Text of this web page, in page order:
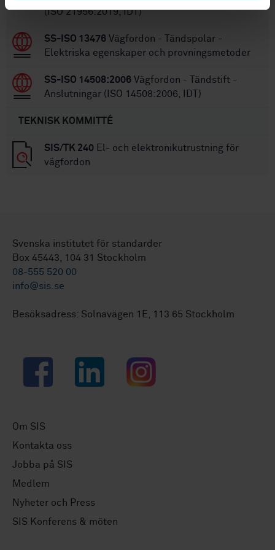
(ISO 21956:2019, IDT)
SS-ISO 13476 Vägfordon - Tändspolar -
Elektriska egenskaper och provningsmetoder
SS-ISO 14508:2006 Vägfordon - Tändstift -
Anslutningar (ISO 14508:2006, IDT)
TEKNISK KOMMITTÉ
SIS/TK 240 El- och elektronikutrustning för
vägfordon
Svenska institutet för standarder
Box 45443, 104 31 Stockholm
08-555 520 00
info@sis.se
Besöksadress: Solnavägen 1E, 113 65 Stockholm
Facebook LinkedIn Instagram
Om SIS
Kontakta oss
Jobba på SIS
Medlem
Nyheter och Press
SIS Konferens & möten